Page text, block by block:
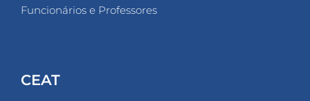
Funcionários e Professores
CEAT